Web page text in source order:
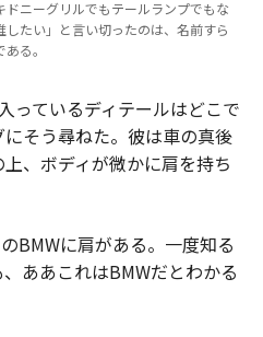
ニーグリルでもテールランプでもな
たい」と言い切ったのは、名前すら
る。
っているディテールはどこで
そう尋ねた。彼は車の真後
、ボディが微かに肩を持ち
BMWに肩がある。一度知る
ああこれはBMWだとわかる